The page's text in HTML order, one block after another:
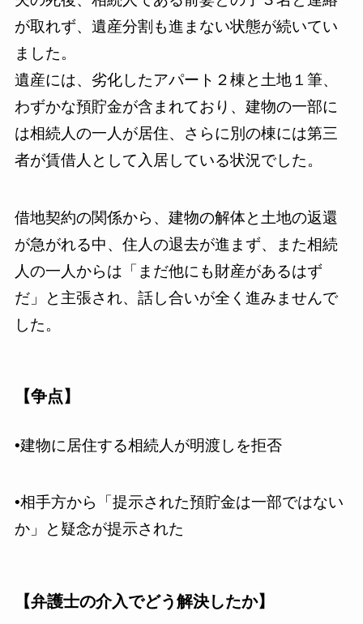
が取れず、遺産分割も進まない状態が続いてい
ました。
遺産には、劣化したアパート２棟と土地１筆、
わずかな預貯金が含まれており、建物の一部に
は相続人の一人が居住、さらに別の棟には第三
者が賃借人として入居している状況でした。
借地契約の関係から、建物の解体と土地の返還
が急がれる中、住人の退去が進まず、また相続
人の一人からは「まだ他にも財産があるはず
だ」と主張され、話し合いが全く進みませんで
した。
【争点】
•建物に居住する相続人が明渡しを拒否
•相手方から「提示された預貯金は一部ではない
か」と疑念が提示された
【弁護士の介入でどう解決したか】